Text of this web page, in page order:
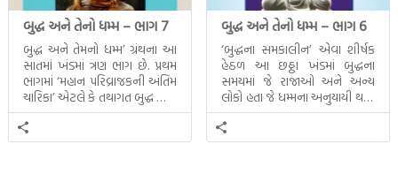
બુદ્ધ અને તેનો ધમ્મ – ભાગ 7
બુદ્ધ અને તેમનો ધમ્મ’ ગ્રંથના આ
સાતમાં ખંડમાં ત્રણ ભાગ છે. પ્રથમ
ભાગમાં ‘મહાન પરિવ્રાજકની અંતિમ
ચારિકા’ એટલે કે તથાગત બુદ્ધ સાથે
સતત પરિભ્રમણ કરતા સહચારીઓ
સાથે ફરી એકવારની
મુલાકાત, બીજા ભાગમાં તથાગતે
બુદ્ધ અને તેનો ધમ્મ – ભાગ 6
‘બુદ્ધના સમકાલીન’ એવા શીર્ષક
હેઠળ આ છઠ્ઠા ખંડમાં બુદ્ધના
સમયમાં જે રાજાઓ અને અન્ય
લોકો હતા જે ધમ્મના અનુયાયી થયા.
તેમનો અને બુદ્ધ વચ્ચે થયેલો
સત્સંગ વીશે જાણકારી મળે છે.